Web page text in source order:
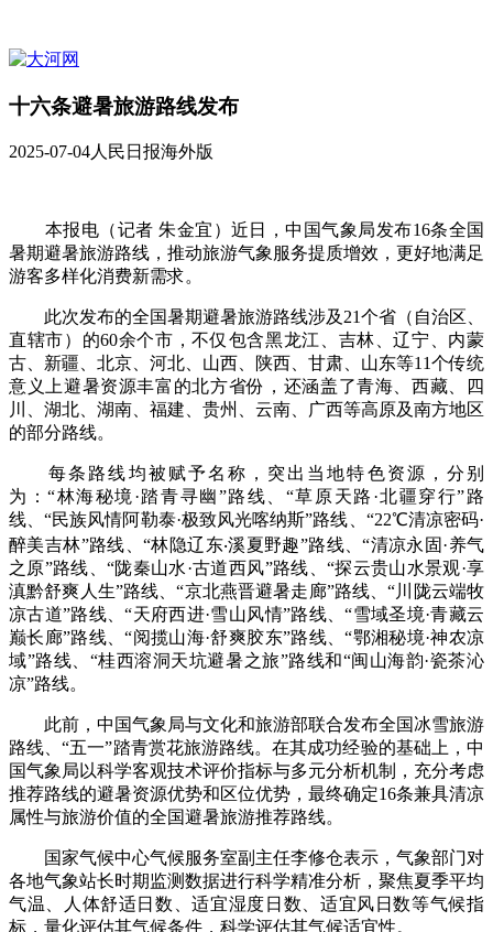
十六条避暑旅游路线发布
2025-07-04人民日报海外版
本报电（记者 朱金宜）近日，中国气象局发布16条全国
暑期避暑旅游路线，推动旅游气象服务提质增效，更好地满足
游客多样化消费新需求。
此次发布的全国暑期避暑旅游路线涉及21个省（自治区、
直辖市）的60余个市，不仅包含黑龙江、吉林、辽宁、内蒙
古、新疆、北京、河北、山西、陕西、甘肃、山东等11个传统
意义上避暑资源丰富的北方省份，还涵盖了青海、西藏、四
川、湖北、湖南、福建、贵州、云南、广西等高原及南方地区
的部分路线。
每条路线均被赋予名称，突出当地特色资源，分别
为：“林海秘境·踏青寻幽”路线、“草原天路·北疆穿行”路
线、“民族风情阿勒泰·极致风光喀纳斯”路线、“22℃清凉密码·
醉美吉林”路线、“林隐辽东‧溪夏野趣”路线、“清凉永固·养气
之原”路线、“陇秦山水·古道西风”路线、“探云贵山水景观·享
滇黔舒爽人生”路线、“京北燕晋避暑走廊”路线、“川陇云端牧
凉古道”路线、“天府西进·雪山风情”路线、“雪域圣境·青藏云
巅长廊”路线、“阅揽山海·舒爽胶东”路线、“鄂湘秘境·神农凉
域”路线、“桂西溶洞天坑避暑之旅”路线和“闽山海韵·瓷茶沁
凉”路线。
此前，中国气象局与文化和旅游部联合发布全国冰雪旅游
路线、“五一”踏青赏花旅游路线。在其成功经验的基础上，中
国气象局以科学客观技术评价指标与多元分析机制，充分考虑
推荐路线的避暑资源优势和区位优势，最终确定16条兼具清凉
属性与旅游价值的全国避暑旅游推荐路线。
国家气候中心气候服务室副主任李修仓表示，气象部门对
各地气象站长时期监测数据进行科学精准分析，聚焦夏季平均
气温、人体舒适日数、适宜湿度日数、适宜风日数等气候指
标，量化评估其气候条件，科学评估其气候适宜性。